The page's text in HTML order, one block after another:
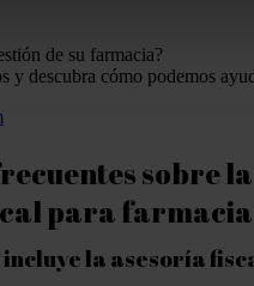
de su farmacia?
y descubra cómo podemos
sobre la
para
incluye la asesoría